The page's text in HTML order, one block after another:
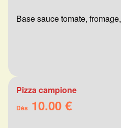
Base sauce tomate,
Pizza campione
Dès 10.00 €